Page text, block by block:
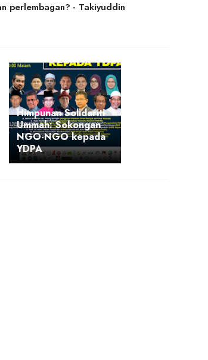
perlembagan? - Takiyuddin
Himpunan Solidariti
Ummah: Sokongan
NGO-NGO kepada
YDPA